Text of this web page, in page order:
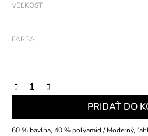
VEĽKOSŤ
FARBA
PRIDAŤ DO
60 % bavlna, 40 % polyamid / Moderný,